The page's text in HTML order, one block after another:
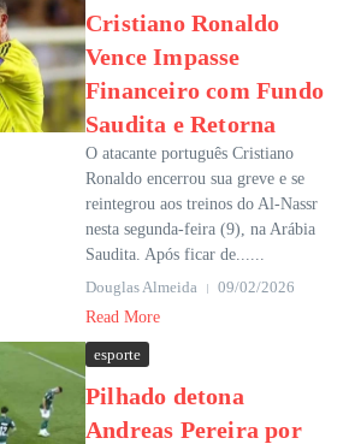
Cristiano Ronaldo
Vence Impasse
Financeiro com Fundo
Saudita e Retorna
O atacante português Cristiano
Ronaldo encerrou sua greve e se
reintegrou aos treinos do Al-Nassr
nesta segunda-feira (9), na Arábia
Saudita. Após ficar de......
Douglas Almeida
09/02/2026
Read More
esporte
Pilhado detona
Andreas Pereira por